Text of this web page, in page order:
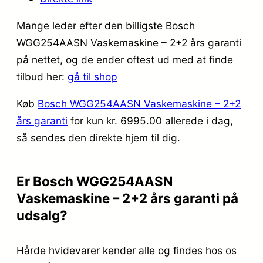
Mange leder efter den billigste Bosch
WGG254AASN Vaskemaskine – 2+2 års garanti
på nettet, og de ender oftest ud med at finde
tilbud her: gå til shop
Køb Bosch WGG254AASN Vaskemaskine – 2+2
års garanti for kun kr. 6995.00 allerede i dag,
så sendes den direkte hjem til dig.
Er Bosch WGG254AASN
Vaskemaskine – 2+2 års garanti på
udsalg?
Hårde hvidevarer kender alle og findes hos os